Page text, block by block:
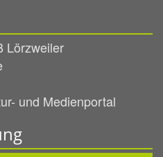
Lörzweiler
und Medienportal